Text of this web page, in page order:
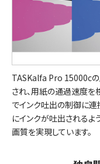
TASKalfa Pro 15000c
され、用紙の通過速度を
でインク吐出の制御に連
にインクが吐出されるよ
画質を実現しています。